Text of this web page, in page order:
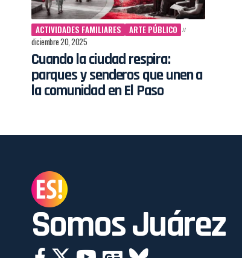
ACTIVIDADES FAMILIARES
ARTE PÚBLICO
diciembre 20, 2025
Cuando la ciudad respira:
parques y senderos que unen a
la comunidad en El Paso
Somos Juárez